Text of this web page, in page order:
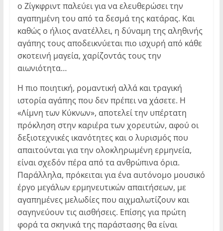
ο Ζίγκφριντ παλεύει για να ελευθερώσει την
αγαπημένη του από τα δεσμά της κατάρας. Και
καθώς ο ήλιος ανατέλλει, η δύναμη της αληθινής
αγάπης τους αποδεικνύεται πιο ισχυρή από κάθε
σκοτεινή μαγεία, χαρίζοντάς τους την
αιωνιότητα…
Η πιο ποιητική, ρομαντική αλλά και τραγική
ιστορία αγάπης που δεν πρέπει να χάσετε. Η
«Λίμνη των Κύκνων», αποτελεί την υπέρτατη
πρόκληση στην καριέρα των χορευτών, αφού οι
δεξιοτεχνικές ικανότητες και ο λυρισμός που
απαιτούνται για την ολοκληρωμένη ερμηνεία,
είναι σχεδόν πέρα από τα ανθρώπινα όρια.
Παράλληλα, πρόκειται για ένα αυτόνομο μουσικό
έργο μεγάλων ερμηνευτικών απαιτήσεων, με
αγαπημένες μελωδίες που αιχμαλωτίζουν και
σαγηνεύουν τις αισθήσεις. Επίσης για πρώτη
φορά τα σκηνικά της παράστασης θα είναι